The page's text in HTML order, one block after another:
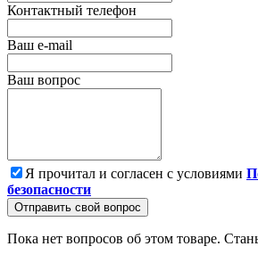
Контактный телефон
Ваш e-mail
Ваш вопрос
Я прочитал и согласен с условиями
безопасности
Отправить свой вопрос
Пока нет вопросов об этом товаре.